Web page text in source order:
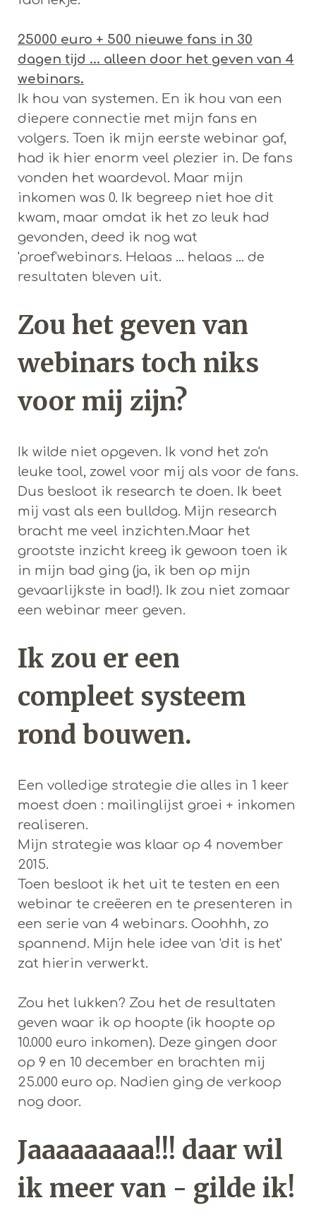
25000 euro + 500 nieuwe fans in 30
dagen tijd ... alleen door het geven van 4
webinars.
Ik hou van systemen. En ik hou van een
diepere connectie met mijn fans en
volgers. Toen ik mijn eerste webinar gaf,
had ik hier enorm veel plezier in. De fans
vonden het waardevol. Maar mijn
inkomen was 0. Ik begreep niet hoe dit
kwam, maar omdat ik het zo leuk had
gevonden, deed ik nog wat
'proef'webinars. Helaas ... helaas ... de
resultaten bleven uit.
Zou het geven van
webinars toch niks
voor mij zijn?
Ik wilde niet opgeven. Ik vond het zo'n
leuke tool, zowel voor mij als voor de fans.
Dus besloot ik research te doen. Ik beet
mij vast als een bulldog. Mijn research
bracht me veel inzichten.Maar het
grootste inzicht kreeg ik gewoon toen ik
in mijn bad ging (ja, ik ben op mijn
gevaarlijkste in bad!). Ik zou niet zomaar
een webinar meer geven.
Ik zou er een
compleet systeem
rond bouwen.
Een volledige strategie die alles in 1 keer
moest doen : mailinglijst groei + inkomen
realiseren.
Mijn strategie was klaar op 4 november
2015.
Toen besloot ik het uit te testen en een
webinar te creëeren en te presenteren in
een serie van 4 webinars. Ooohhh, zo
spannend. Mijn hele idee van 'dit is het'
zat hierin verwerkt.
Zou het lukken? Zou het de resultaten
geven waar ik op hoopte (ik hoopte op
10.000 euro inkomen). Deze gingen door
op 9 en 10 december en brachten mij
25.000 euro op. Nadien ging de verkoop
nog door.
Jaaaaaaaaa!!! daar wil
ik meer van - gilde ik!